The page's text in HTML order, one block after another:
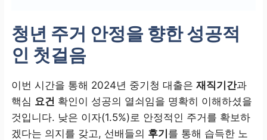
청년 주거 안정을 향한 성공적
인 첫걸음
이번 시간을 통해 2024년 중기청 대출은 재직기간과
핵심 요건 확인이 성공의 열쇠임을 명확히 이해하셨을
것입니다. 낮은 이자(1.5%)로 안정적인 주거를 확보하
겠다는 의지를 갖고, 선배들의 후기를 통해 습득한 노